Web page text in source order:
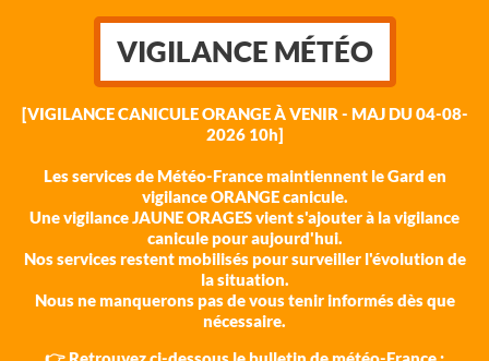
VIGILANCE MÉTÉO
[VIGILANCE CANICULE ORANGE À VENIR - MAJ DU 04-08-
2026 10h]
Les services de Météo-France maintiennent le Gard en
vigilance ORANGE canicule.
Une vigilance JAUNE ORAGES vient s'ajouter à la vigilance
canicule pour aujourd'hui.
Nos services restent mobilisés pour surveiller l'évolution de
la situation.
Nous ne manquerons pas de vous tenir informés dès que
nécessaire.